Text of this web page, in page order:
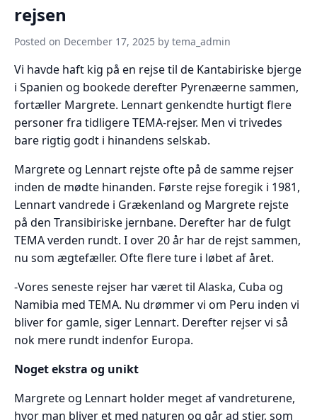
rejsen
Posted on December 17, 2025 by tema_admin
Vi havde haft kig på en rejse til de Kantabiriske bjerge
i Spanien og bookede derefter Pyrenæerne sammen,
fortæller Margrete. Lennart genkendte hurtigt flere
personer fra tidligere TEMA-rejser. Men vi trivedes
bare rigtig godt i hinandens selskab.
Margrete og Lennart rejste ofte på de samme rejser
inden de mødte hinanden. Første rejse foregik i 1981,
Lennart vandrede i Grækenland og Margrete rejste
på den Transibiriske jernbane. Derefter har de fulgt
TEMA verden rundt. I over 20 år har de rejst sammen,
nu som ægtefæller. Ofte flere ture i løbet af året.
-Vores seneste rejser har været til Alaska, Cuba og
Namibia med TEMA. Nu drømmer vi om Peru inden vi
bliver for gamle, siger Lennart. Derefter rejser vi så
nok mere rundt indenfor Europa.
Noget ekstra og unikt
Margrete og Lennart holder meget af vandreturene,
hvor man bliver et med naturen og går ad stier, som